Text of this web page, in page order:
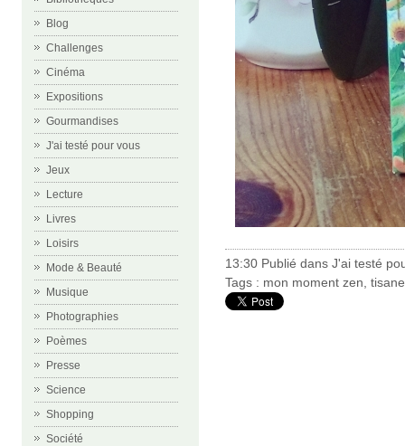
Blog
Challenges
Cinéma
Expositions
Gourmandises
J'ai testé pour vous
Jeux
Lecture
Livres
Loisirs
Mode & Beauté
Musique
Photographies
Poèmes
Presse
Science
Shopping
Société
13:30 Publié dans J'ai testé
Tags : mon moment zen tisane